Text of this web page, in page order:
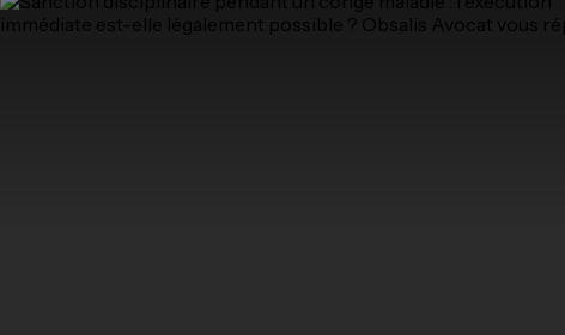
retardant l'exécution d'une sanction disciplinaire.
, la position
l'engagement des poursuites, ni à l'entrée en